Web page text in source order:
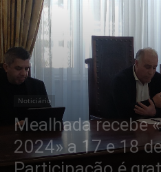
Noticiário
Mealhada recebe
2024» a 17 e 18